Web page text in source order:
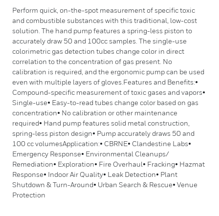
Perform quick, on-the-spot measurement of specific toxic
and combustible substances with this traditional, low-cost
solution. The hand pump features a spring-less piston to
accurately draw 50 and 100cc samples. The single-use
colorimetric gas detection tubes change color in direct
correlation to the concentration of gas present. No
calibration is required, and the ergonomic pump can be used
even with multiple layers of gloves.Features and Benefits:•
Compound-specific measurement of toxic gases and vapors•
Single-use• Easy-to-read tubes change color based on gas
concentration• No calibration or other maintenance
required• Hand pump features solid metal construction,
spring-less piston design• Pump accurately draws 50 and
100 cc volumesApplication:• CBRNE• Clandestine Labs•
Emergency Response• Environmental Cleanups/
Remediation• Exploration• Fire Overhaul• Fracking• Hazmat
Response• Indoor Air Quality• Leak Detection• Plant
Shutdown & Turn-Around• Urban Search & Rescue• Venue
Protection